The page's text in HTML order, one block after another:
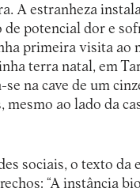
A estranheza
de potencial dor e
primeira visita ao
terra natal, em
se na cave de um
mesmo ao lado da
sociais, o texto da
“A instância